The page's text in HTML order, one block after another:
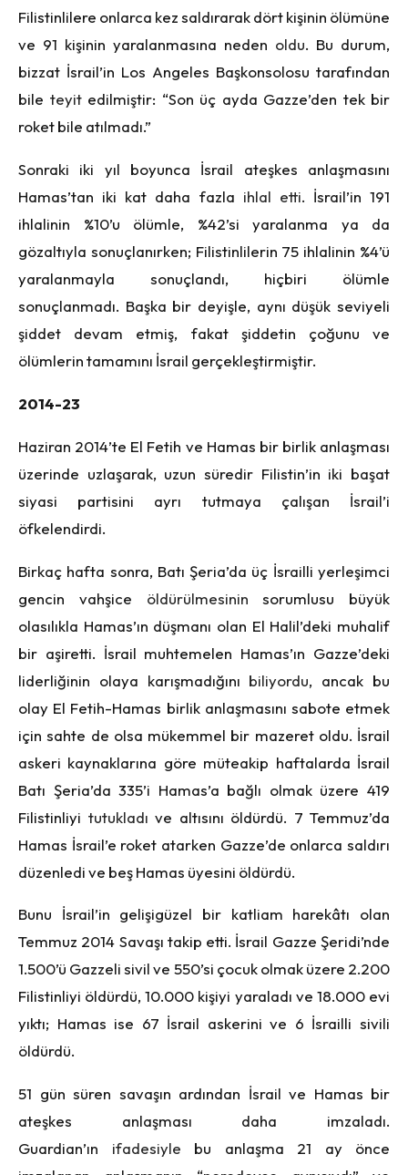
Filistinlilere onlarca kez saldırarak dört kişinin ölümüne
ve 91 kişinin yaralanmasına neden oldu. Bu durum,
bizzat İsrail’in Los Angeles Başkonsolosu tarafından
bile teyitedilmiştir: “Son üç ayda Gazze’den tek bir
roket bile atılmadı.”
Sonraki iki yıl boyunca İsrail ateşkes anlaşmasını
Hamas’tan iki kat daha fazla ihlal etti. İsrail’in 191
ihlalinin %10’u ölümle, %42’si yaralanma ya da
gözaltıyla sonuçlanırken; Filistinlilerin 75 ihlalinin %4’ü
yaralanmayla sonuçlandı, hiçbiri ölümle
sonuçlanmadı. Başka bir deyişle, aynı düşük seviyeli
şiddet devam etmiş, fakat şiddetin çoğunu ve
ölümlerin tamamını İsrail gerçekleştirmiştir.
2014-23
Haziran 2014’te El Fetih ve Hamas bir birlik anlaşması
üzerinde uzlaşarak, uzun süredir Filistin’in iki başat
siyasi partisini ayrı tutmaya çalışan İsrail’i
öfkelendirdi.
Birkaç hafta sonra, Batı Şeria’da üç İsrailli yerleşimci
gencin vahşice öldürülmesinin sorumlusu büyük
olasılıkla Hamas’ın düşmanı olan El Halil’deki muhalif
bir aşiretti. İsrail muhtemelen Hamas’ın Gazze’deki
liderliğinin olaya karışmadığını biliyordu, ancak bu
olay El Fetih-Hamas birlik anlaşmasını sabote etmek
için sahte de olsa mükemmel bir mazeret oldu. İsrail
askeri kaynaklarına göre müteakip haftalarda İsrail
Batı Şeria’da 335’i Hamas’a bağlı olmak üzere 419
Filistinliyi tutukladı ve altısını öldürdü. 7 Temmuz’da
Hamas İsrail’e roket atarken Gazze’de onlarca saldırı
düzenledi ve beş Hamas üyesini öldürdü.
Bunu İsrail’in gelişigüzel bir katliam harekâtı olan
Temmuz 2014 Savaşı takip etti. İsrail Gazze Şeridi’nde
1.500’ü Gazzeli sivil ve 550’si çocuk olmak üzere 2.200
Filistinliyi öldürdü, 10.000 kişiyi yaraladı ve 18.000 evi
yıktı; Hamas ise 67 İsrail askerini ve 6 İsrailli sivili
öldürdü.
51 gün süren savaşın ardından İsrail ve Hamas bir
ateşkes anlaşması daha imzaladı.
Guardian’ın ifadesiyle bu anlaşma 21 ay önce